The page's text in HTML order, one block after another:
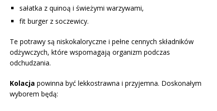
sałatka z quinoą i świeżymi warzywami,
fit burger z soczewicy.
Te potrawy są niskokaloryczne i pełne cennych składników
odżywczych, które wspomagają organizm podczas
odchudzania.
Kolacja powinna być lekkostrawna i przyjemna. Doskonałym
wyborem będą: